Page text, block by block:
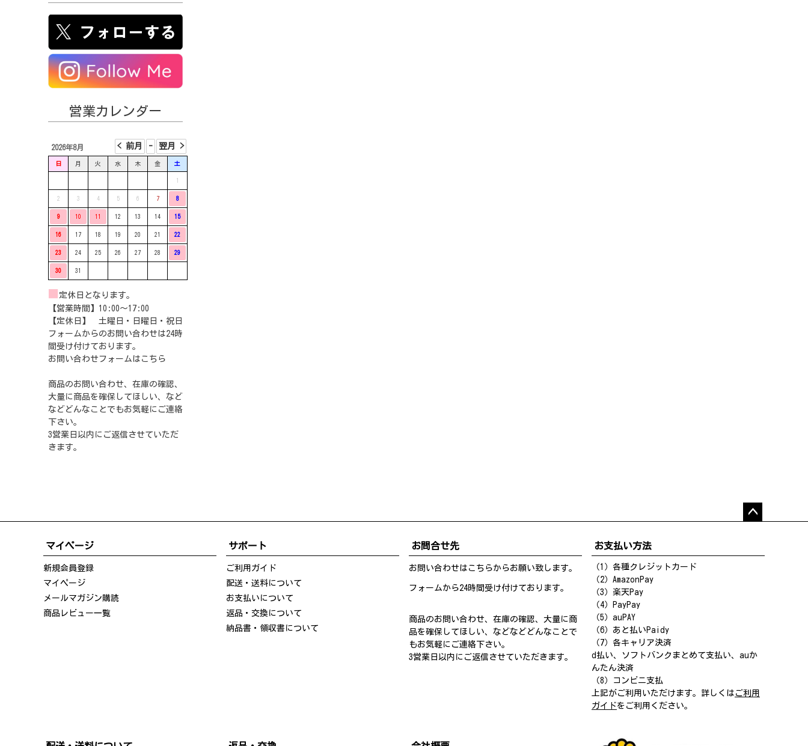
営業カレンダー
2026年8月
日 月 火 水 木 金 土
1
2 3 4 5 6 7 8
9 10 11 12 13 14 15
16 17 18 19 20 21 22
23 24 25 26 27 28 29
30 31
定休日となります。
【営業時間】10:00〜17:00
【定休日】 土曜日・日曜日・祝日
フォームからのお問い合わせは24時
間受け付けております。
お問い合わせフォームは こちら
商品のお問い合わせ、在庫の確認、
大量に商品を確保してほしい、など
などどんなことでもお気軽にご連絡
下さい。
3営業日以内にご返信させていただ
きます。
ップ
マイページ
新規会員登録
マイページ
メールマガジン購読
商品レビュー一覧
サポート
ご利用ガイド
配送・送料について
お支払いについて
返品・交換について
納品書・領収書について
お問合せ先
お問い合わせは こちらからお願い致します。
フォームから24時間受け付けております。
商品のお問い合わせ、在庫の確認、大量に商
品を確保してほしい、などなどどんなことで
もお気軽にご連絡下さい。
3営業日以内にご返信させていただきます。
お支払い方法
（1）各種クレジットカード
（2）AmazonPay
（3）楽天Pay
（4）PayPay
（5）auPAY
（6）あと払いPaidy
（7）各キャリア決済
d払い、ソフトバンクまとめて支払い、auか
んたん決済
（8）コンビニ支払
上記がご利用いただけます。詳しくは ご利用
ガイドをご利用ください。